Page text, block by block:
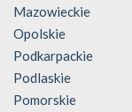
Mazowieckie
Opolskie
Podkarpackie
Podlaskie
Pomorskie